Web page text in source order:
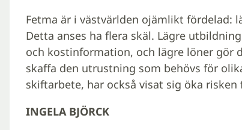
Fetma är i västvärlden ojämlikt fördelad:
Detta anses ha flera skäl. Lägre
och kostinformation, och lägre löner gör
skaffa den utrustning som behövs för
skiftarbete, har också visat sig öka risken
INGELA BJÖRCK